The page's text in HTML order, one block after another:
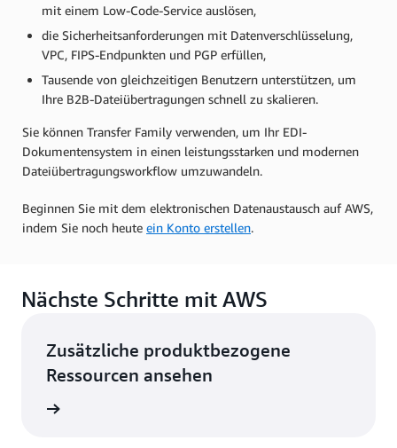
mit einem Low-Code-Service auslösen,
die Sicherheitsanforderungen mit Datenverschlüsselung,
VPC, FIPS-Endpunkten und PGP erfüllen,
Tausende von gleichzeitigen Benutzern unterstützen, um
Ihre B2B-Dateiübertragungen schnell zu skalieren.
Sie können Transfer Family verwenden, um Ihr EDI-
Dokumentensystem in einen leistungsstarken und modernen
Dateiübertragungsworkflow umzuwandeln.
Beginnen Sie mit dem elektronischen Datenaustausch auf AWS,
indem Sie noch heute ein Konto erstellen.
Nächste Schritte mit AWS
Zusätzliche produktbezogene
Ressourcen ansehen